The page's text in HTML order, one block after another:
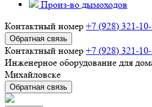
Произ-во дымоходов
Контактный номер +7 (928) 321-
Обратная связь
Контактный номер +7 (928) 321-
Инженерное оборудование для
Михайловске
Обратная связь